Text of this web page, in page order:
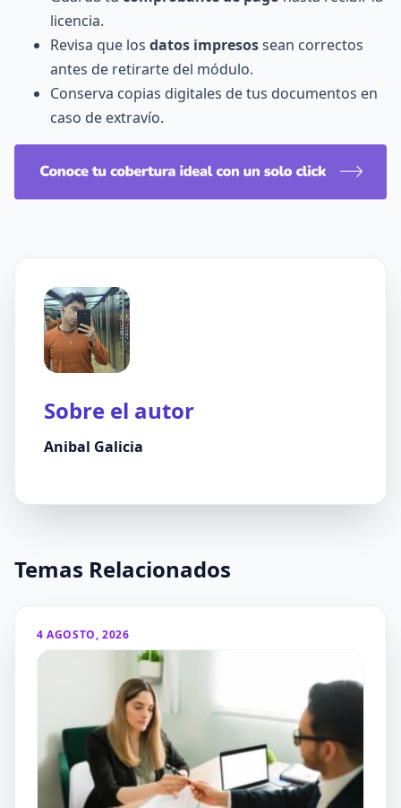
licencia.
Revisa que los datos impresossean correctos
antes de retirarte del módulo.
Conserva copias digitales de tus documentos en
caso de extravío.
Sobre el autor
Anibal Galicia
Temas Relacionados
4 AGOSTO, 2026